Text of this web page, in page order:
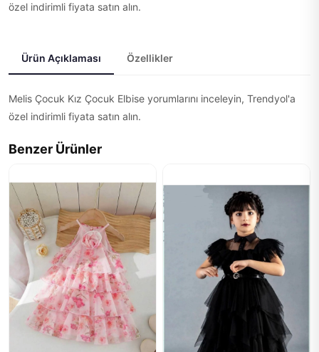
özel indirimli fiyata satın alın.
Ürün Açıklaması Özellikler
Melis Çocuk Kız Çocuk Elbise yorumlarını inceleyin, Trendyol'a
özel indirimli fiyata satın alın.
Benzer Ürünler